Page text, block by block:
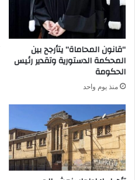
“قانون المحاماة” يتأرجح بين
المحكمة الدستورية وتقدير رئيس
الحكومة
منذ يوم واحد